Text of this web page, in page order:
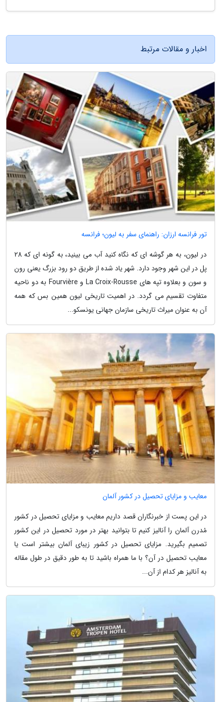
اخبار و مقالات مرتبط
تور فرانسه ارزان: راهنمای سفر به لیون؛ فرانسه
در لیون، به هر گوشه ای که نگاه کنید آب می بینید، به گونه ای که 28
پل در این شهر وجود دارد. شهر یاد شده از طریق دو رود بزرگ یعنی رون
و سون و بعلاوه تپه های La Croix-Rousse و Fourvière به دو ناحیه
متفاوت تقسیم می گردد. در اهمیت تاریخی لیون همین بس که همه
آن به عنوان میراث تاریخی سازمان جهانی یونسکو...
معایب و مزایای تحصیل در کشور آلمان
در این پست از خبرنگاران قصد داریم معایب و مزایای تحصیل در کشور
مُدرن آلمان را آنالیز کنیم تا بتوانید بهتر در مورد تحصیل در این کشور
تصمیم بگیرید. مزایای تحصیل در کشور زیبای آلمان بیشتر است یا
معایب تحصیل در آن؟ با ما همراه باشید تا به طور دقیق در طول مقاله
به آنالیز هر کدام از آن...